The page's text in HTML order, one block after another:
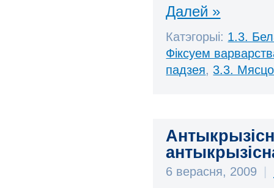
Далей »
Катэгорыі: 1.3.
Фіксуем
падзея, 3.3.
6 верасня, 2009